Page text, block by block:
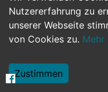
Nutzererfahrung zu
unserer Webseite
von Cookies zu. Mehr
Zustimmen
Personalwesen
Hilfskräfte,
Weiterbildung,